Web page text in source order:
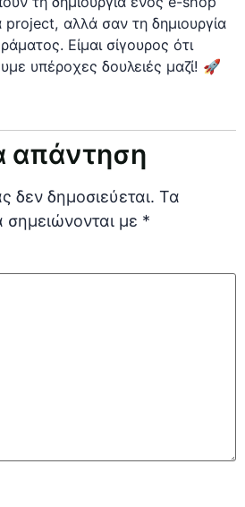
αλλά σαν τη δημιουργία
Είμαι σίγουρος ότι
υπέροχες δουλειές μαζί! 🚀
απάντηση
δεν δημοσιεύεται. Τα
σημειώνονται με *